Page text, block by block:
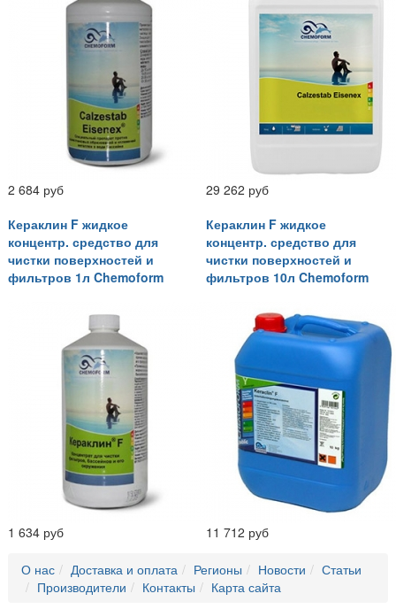
2 684 руб
29 262 руб
Кераклин F жидкое
концентр. средство для
чистки поверхностей и
фильтров 1л Chemoform
1 634 руб
Кераклин F жидкое
концентр. средство для
чистки поверхностей и
фильтров 10л Chemoform
11 712 руб
О нас Доставка и оплата Регионы Новости
Статьи
Производители
Контакты Карта сайта